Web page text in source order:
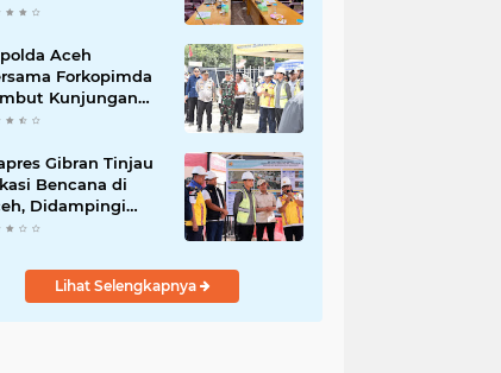
𝗕𝗹𝗮𝗻𝗴 𝗣𝗮𝗱𝗮𝗻𝗴
Aceh
Forkopimda
Kunjungan
Wakil Presiden
Gibran Tinjau
Bencana di
Didampingi
Dek Fadh
Lihat Selengkapnya